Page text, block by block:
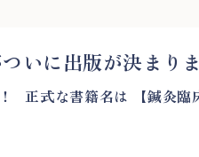
いに出版が決まり
！ 正式な書籍名は 【鍼